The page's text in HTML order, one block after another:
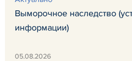
Выморочное наследство
информации)
05.08.2026